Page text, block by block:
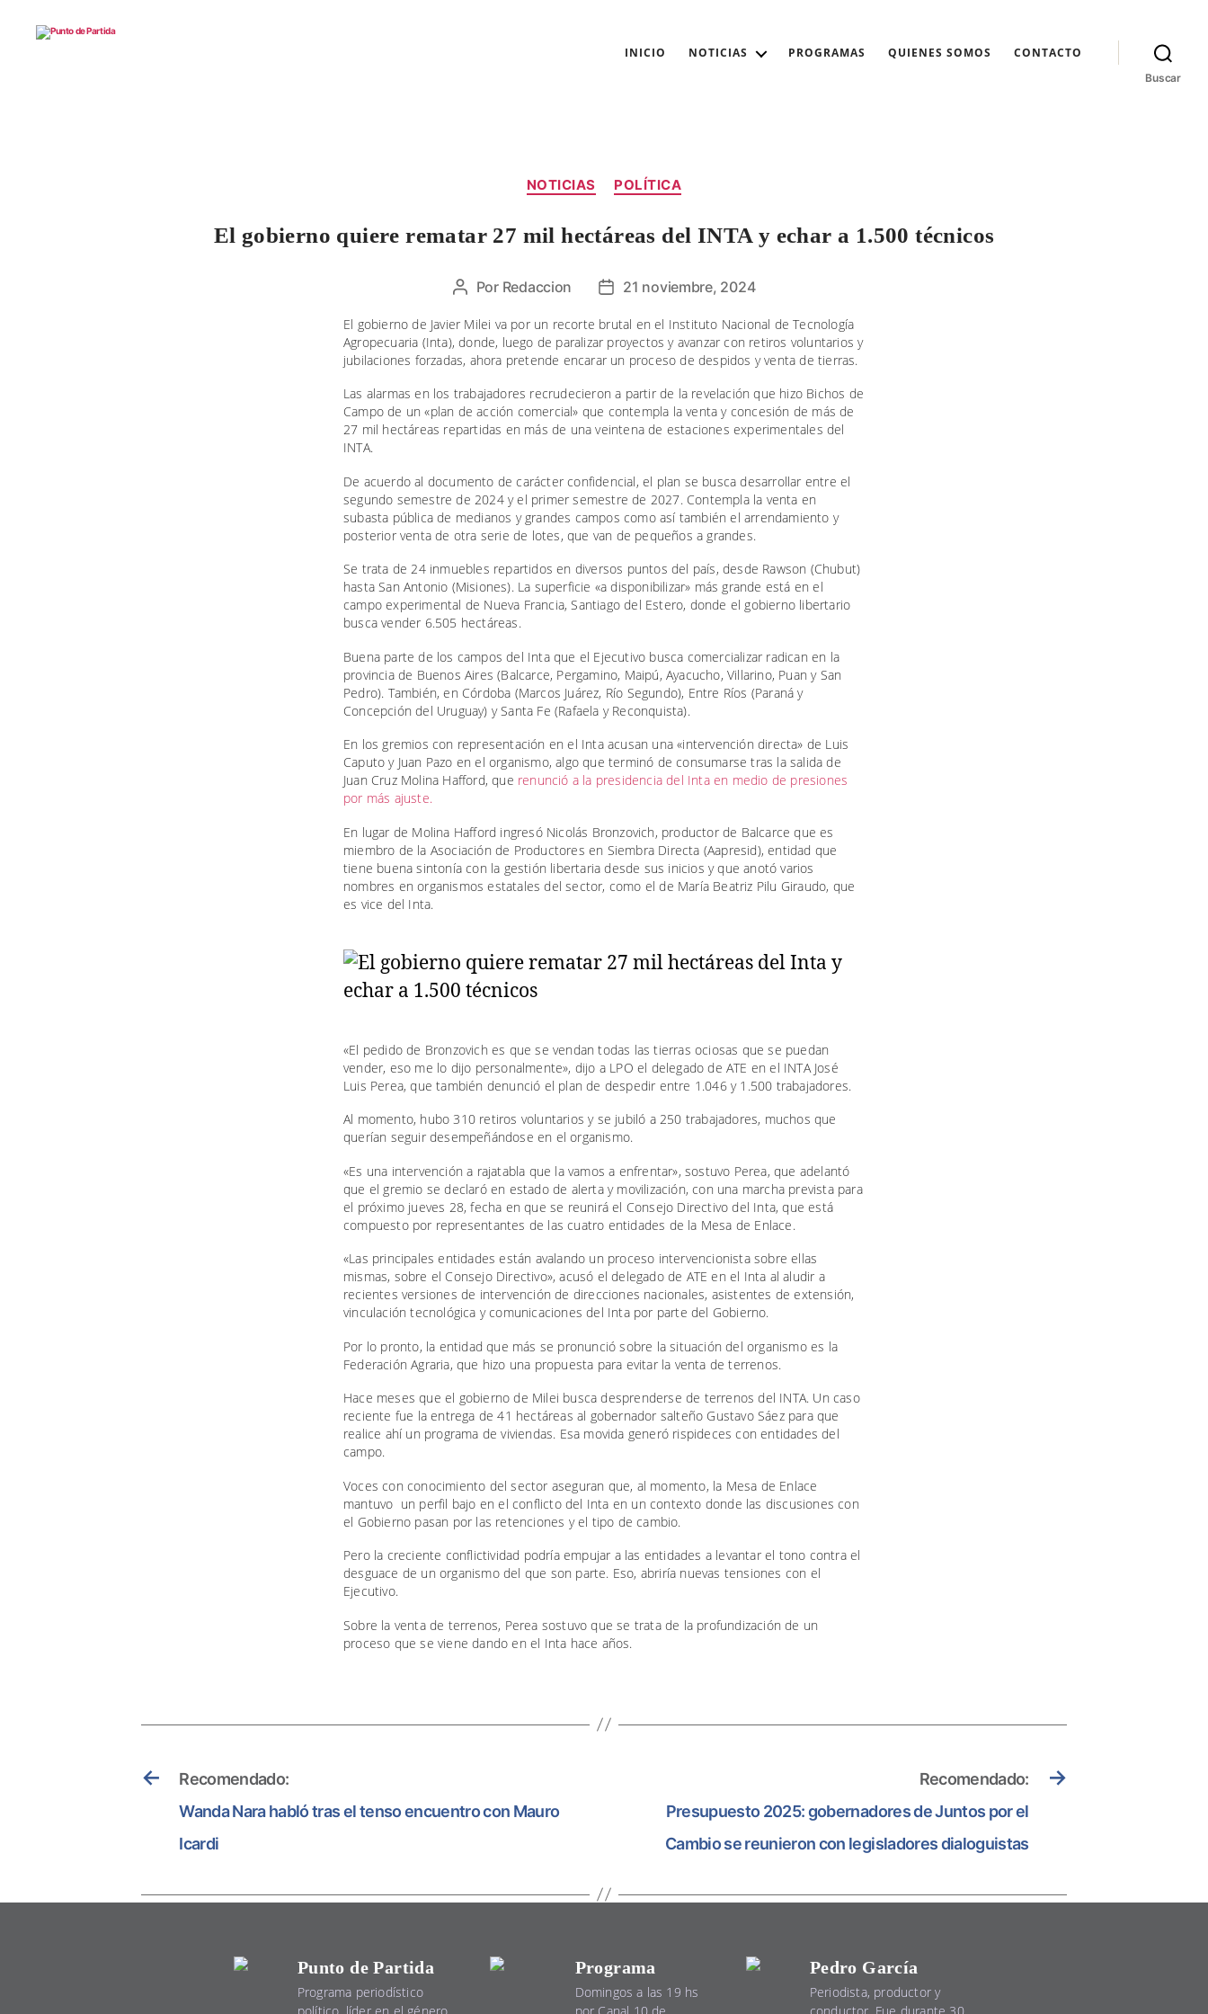
INICIO NOTICIAS PROGRAMAS QUIENES SOMOS CONTACTO
Buscar
NOTICIAS POLÍTICA
El gobierno quiere rematar 27 mil hectáreas del INTA y echar a 1.500 técnicos
Autor
la
entrada
Por Redaccion
Fecha
la
entrada
21 noviembre, 2024
El gobierno de Javier Milei va por un recorte brutal en el Instituto Nacional de Tecnología
Agropecuaria (Inta), donde, luego de paralizar proyectos y avanzar con retiros voluntarios y
jubilaciones forzadas, ahora pretende encarar un proceso de despidos y venta de tierras.
Las alarmas en los trabajadores recrudecieron a partir de la revelación que hizo Bichos de
Campo de un «plan de acción comercial» que contempla la venta y concesión de más de
27 mil hectáreas repartidas en más de una veintena de estaciones experimentales del
INTA.
De acuerdo al documento de carácter confidencial, el plan se busca desarrollar entre el
segundo semestre de 2024 y el primer semestre de 2027. Contempla la venta en
subasta pública de medianos y grandes campos como así también el arrendamiento y
posterior venta de otra serie de lotes, que van de pequeños a grandes.
Se trata de 24 inmuebles repartidos en diversos puntos del país, desde Rawson (Chubut)
hasta San Antonio (Misiones). La superficie «a disponibilizar» más grande está en el
campo experimental de Nueva Francia, Santiago del Estero, donde el gobierno libertario
busca vender 6.505 hectáreas.
Buena parte de los campos del Inta que el Ejecutivo busca comercializar radican en la
provincia de Buenos Aires (Balcarce, Pergamino, Maipú, Ayacucho, Villarino, Puan y San
Pedro). También, en Córdoba (Marcos Juárez, Río Segundo), Entre Ríos (Paraná y
Concepción del Uruguay) y Santa Fe (Rafaela y Reconquista).
En los gremios con representación en el Inta acusan una «intervención directa» de Luis
Caputo y Juan Pazo en el organismo, algo que terminó de consumarse tras la salida de
Juan Cruz Molina Hafford, que renunció a la presidencia del Inta en medio de presiones
por más ajuste.
En lugar de Molina Hafford ingresó Nicolás Bronzovich, productor de Balcarce que es
miembro de la Asociación de Productores en Siembra Directa (Aapresid), entidad que
tiene buena sintonía con la gestión libertaria desde sus inicios y que anotó varios
nombres en organismos estatales del sector, como el de María Beatriz Pilu Giraudo, que
es vice del Inta.
«El pedido de Bronzovich es que se vendan todas las tierras ociosas que se puedan
vender, eso me lo dijo personalmente», dijo a LPO el delegado de ATE en el INTA José
Luis Perea, que también denunció el plan de despedir entre 1.046 y 1.500 trabajadores.
Al momento, hubo 310 retiros voluntarios y se jubiló a 250 trabajadores, muchos que
querían seguir desempeñándose en el organismo.
«Es una intervención a rajatabla que la vamos a enfrentar», sostuvo Perea, que adelantó
que el gremio se declaró en estado de alerta y movilización, con una marcha prevista para
el próximo jueves 28, fecha en que se reunirá el Consejo Directivo del Inta, que está
compuesto por representantes de las cuatro entidades de la Mesa de Enlace.
«Las principales entidades están avalando un proceso intervencionista sobre ellas
mismas, sobre el Consejo Directivo», acusó el delegado de ATE en el Inta al aludir a
recientes versiones de intervención de direcciones nacionales, asistentes de extensión,
vinculación tecnológica y comunicaciones del Inta por parte del Gobierno.
Por lo pronto, la entidad que más se pronunció sobre la situación del organismo es la
Federación Agraria, que hizo una propuesta para evitar la venta de terrenos.
Hace meses que el gobierno de Milei busca desprenderse de terrenos del INTA. Un caso
reciente fue la entrega de 41 hectáreas al gobernador salteño Gustavo Sáez para que
realice ahí un programa de viviendas. Esa movida generó rispideces con entidades del
campo.
Voces con conocimiento del sector aseguran que, al momento, la Mesa de Enlace
mantuvo un perfil bajo en el conflicto del Inta en un contexto donde las discusiones con
el Gobierno pasan por las retenciones y el tipo de cambio.
Pero la creciente conflictividad podría empujar a las entidades a levantar el tono contra el
desguace de un organismo del que son parte. Eso, abriría nuevas tensiones con el
Ejecutivo.
Sobre la venta de terrenos, Perea sostuvo que se trata de la profundización de un
proceso que se viene dando en el Inta hace años.
←
Recomendado:
Wanda Nara habló tras el tenso encuentro con Mauro
Icardi
→
Recomendado:
Presupuesto 2025: gobernadores de Juntos por el
Cambio se reunieron con legisladores dialoguistas
Punto de Partida
Programa periodístico
político, líder en el género.
Programa
Domingos a las 19 hs
por Canal 10 de
Pedro García
Periodista, productor y
conductor. Fue durante 30